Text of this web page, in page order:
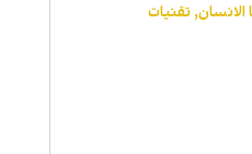
الانسان, تقنیات